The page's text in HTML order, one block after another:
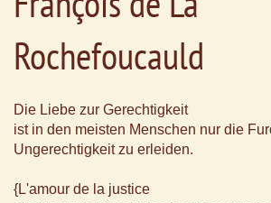
Rochefoucauld
Die Liebe zur Gerechtigkeit
ist in den meisten Menschen nur die
Ungerechtigkeit zu erleiden.
{L'amour de la justice